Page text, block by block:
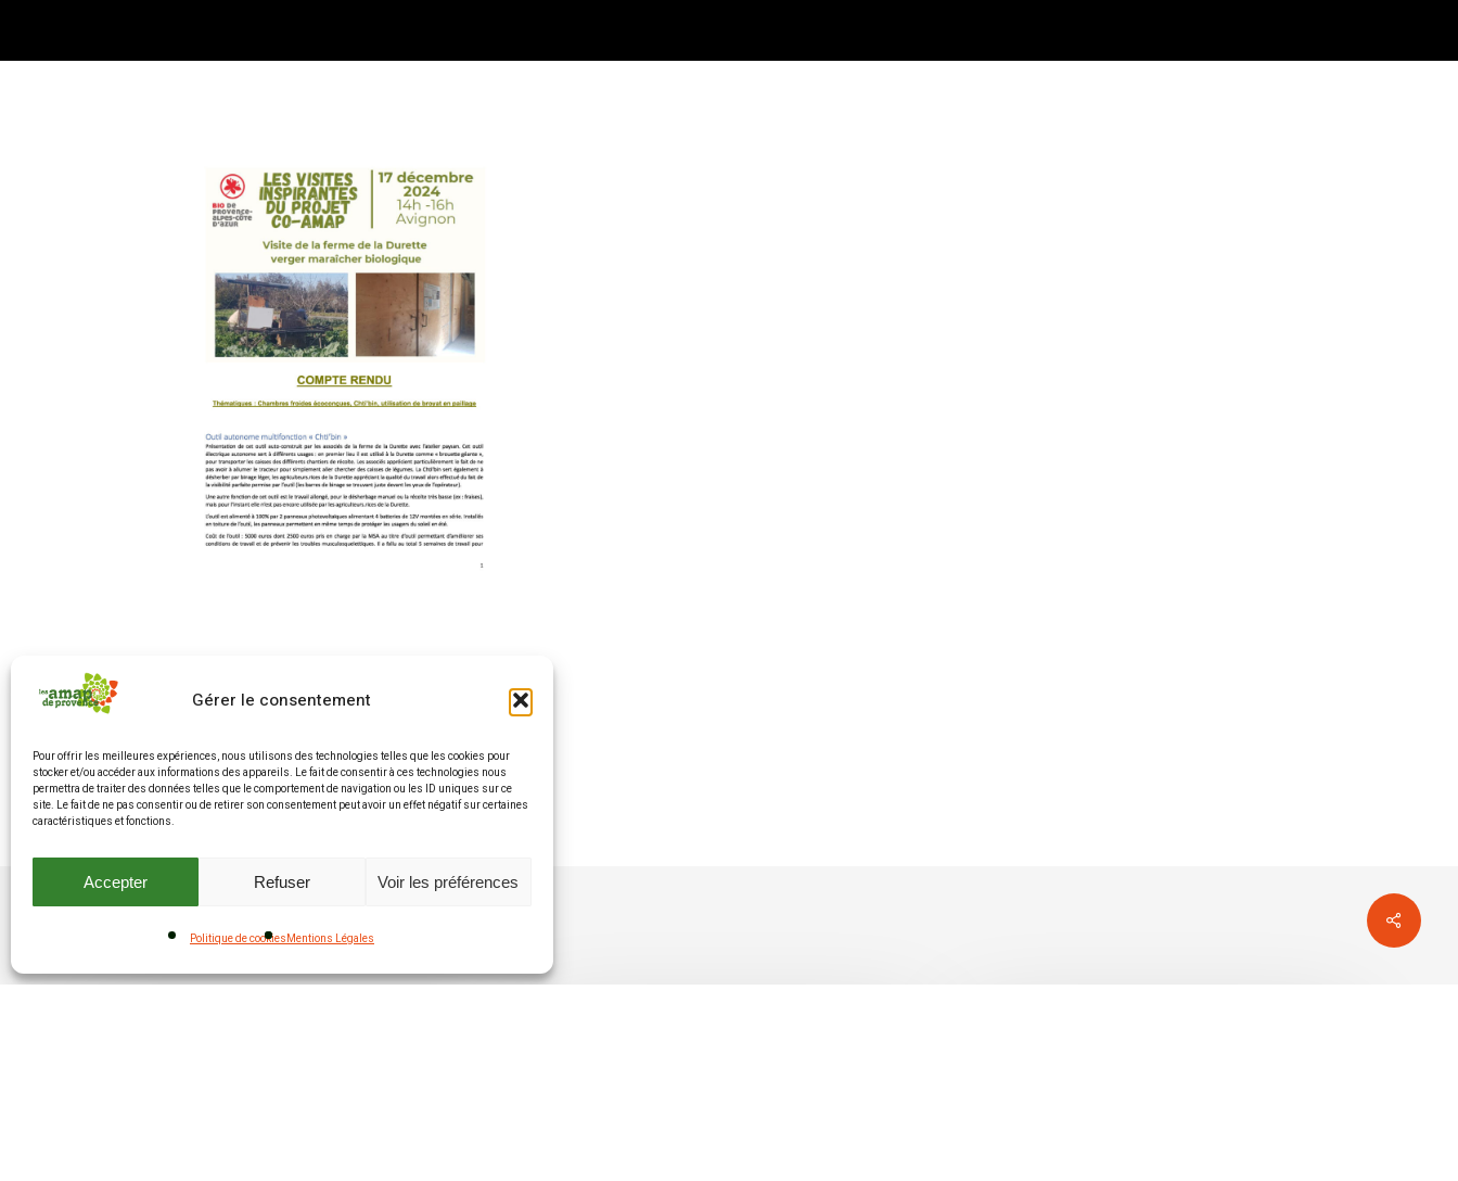
Gérer le consentement
Pour offrir les meilleures expériences, nous utilisons des technologies telles que les cookies pour
stocker et/ou accéder aux informations des appareils. Le fait de consentir à ces technologies nous
permettra de traiter des données telles que le comportement de navigation ou les ID uniques sur ce
site. Le fait de ne pas consentir ou de retirer son consentement peut avoir un effet négatif sur certaines
caractéristiques et fonctions.
Accepter Refuser Voir les préférences
Politique de cookiesMentions Légales